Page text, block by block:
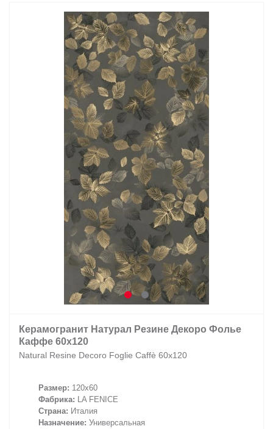
Керамогранит Натурал Резине Декоро Фолье
Каффе 60х120
Natural Resine Decoro Foglie Caffè 60х120
Размер: 120x60
Фабрика: LA FENICE
Страна: Италия
Назначение: Универсальная